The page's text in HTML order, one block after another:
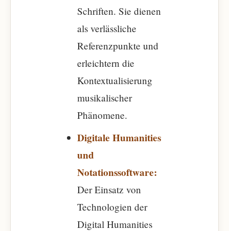
Schriften. Sie dienen
als verlässliche
Referenzpunkte und
erleichtern die
Kontextualisierung
musikalischer
Phänomene.
Digitale Humanities
und
Notationssoftware:
Der Einsatz von
Technologien der
Digital Humanities